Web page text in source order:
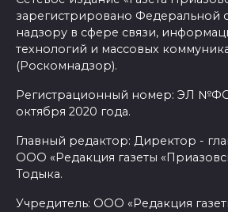
зарегистрировано Федеральной
надзору в сфере связи,
технологий и массовых
(Роскомнадзор).
Регистрационный номер: ЭЛ
октября 2020 года.
Главный редактор: Директор -
ООО «Редакция газеты
Тодыка.
Учредитель: ООО «Редакция